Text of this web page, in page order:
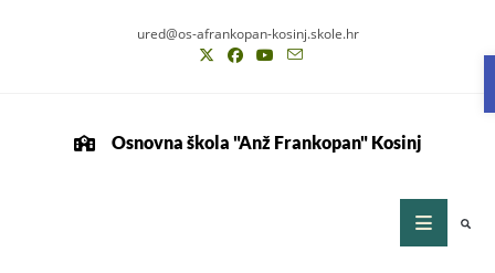
ured@os-afrankopan-kosinj.skole.hr
Osnovna škola "Anž Frankopan" Kosinj